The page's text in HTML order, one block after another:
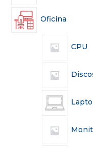
Oficina
CPU